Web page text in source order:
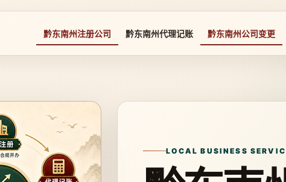
黔东南州注册公司 黔东南州代理记账 黔东南州公司变更
LOCAL BUSINESS